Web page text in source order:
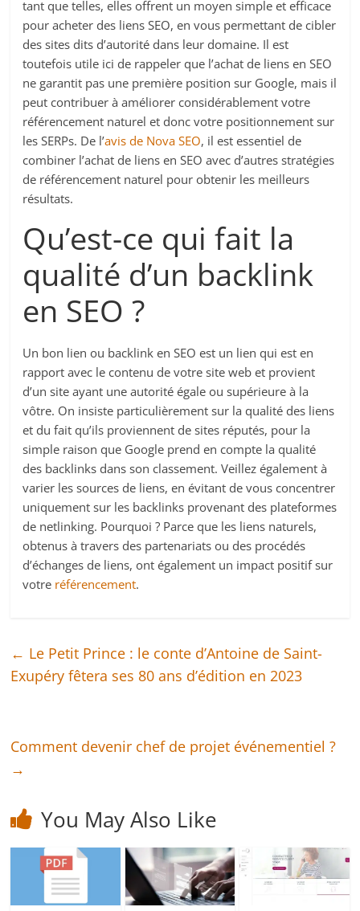
tant que telles, elles offrent un moyen simple et efficace
pour acheter des liens SEO, en vous permettant de cibler
des sites dits d’autorité dans leur domaine. Il est
toutefois utile ici de rappeler que l’achat de liens en SEO
ne garantit pas une première position sur Google, mais il
peut contribuer à améliorer considérablement votre
référencement naturel et donc votre positionnement sur
les SERPs. De l’avis de Nova SEO, il est essentiel de
combiner l’achat de liens en SEO avec d’autres stratégies
de référencement naturel pour obtenir les meilleurs
résultats.
Qu’est-ce qui fait la
qualité d’un backlink
en SEO ?
Un bon lien ou backlink en SEO est un lien qui est en
rapport avec le contenu de votre site web et provient
d’un site ayant une autorité égale ou supérieure à la
vôtre. On insiste particulièrement sur la qualité des liens
et du fait qu’ils proviennent de sites réputés, pour la
simple raison que Google prend en compte la qualité
des backlinks dans son classement. Veillez également à
varier les sources de liens, en évitant de vous concentrer
uniquement sur les backlinks provenant des plateformes
de netlinking. Pourquoi ? Parce que les liens naturels,
obtenus à travers des partenariats ou des procédés
d’échanges de liens, ont également un impact positif sur
votre référencement.
← Le Petit Prince : le conte d’Antoine de Saint-
Exupéry fêtera ses 80 ans d’édition en 2023
Comment devenir chef de projet événementiel ?
→
You May Also Like